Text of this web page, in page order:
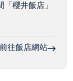
櫻井飯店」
前往飯店網站